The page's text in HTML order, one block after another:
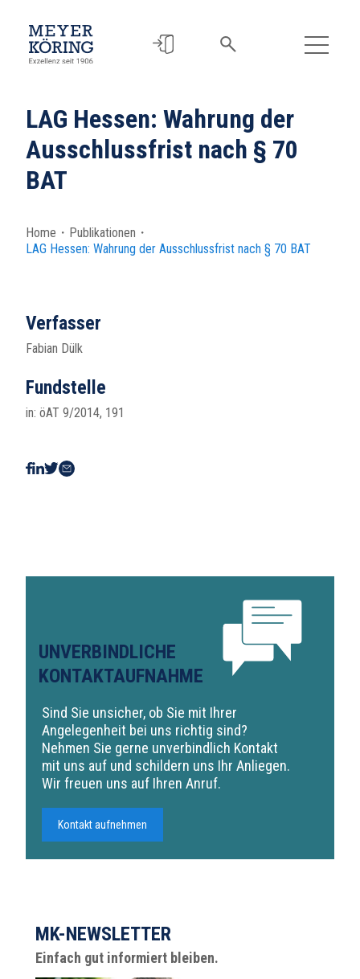
LAG Hessen: Wahrung der
Ausschlussfrist nach § 70
BAT
Home ・ Publikationen ・
LAG Hessen: Wahrung der Ausschlussfrist nach § 70 BAT
Verfasser
Fabian Dülk
Fundstelle
in: öAT 9/2014, 191
UNVERBINDLICHE
KONTAKTAUFNAHME
Sind Sie unsicher, ob Sie mit Ihrer
Angelegenheit bei uns richtig sind?
Nehmen Sie gerne unverbindlich Kontakt
mit uns auf und schildern uns Ihr Anliegen.
Wir freuen uns auf Ihren Anruf.
Kontakt aufnehmen
MK-NEWSLETTER
Einfach gut informiert bleiben.